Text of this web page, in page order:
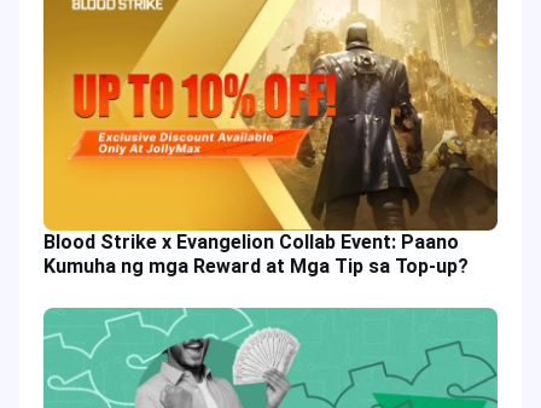
Blood Strike x Evangelion Collab Event: Paano
Kumuha ng mga Reward at Mga Tip sa Top-up?